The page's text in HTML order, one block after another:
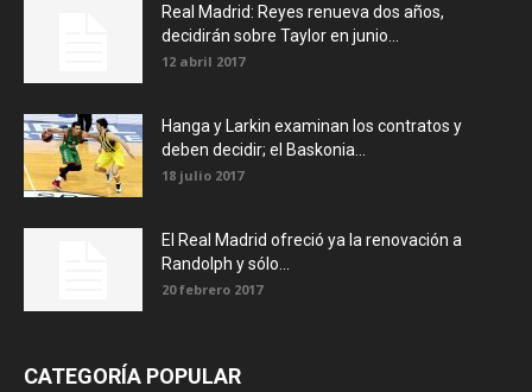
Real Madrid: Reyes renueva dos años,
decidirán sobre Taylor en junio...
12 abril 2017
Hanga y Larkin examinan los contratos y
deben decidir; el Baskonia...
18 julio 2017
El Real Madrid ofreció ya la renovación a
Randolph y sólo...
20 febrero 2017
CATEGORÍA POPULAR